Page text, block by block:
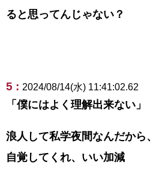
ると思ってんじゃない？
5 : 2024/08/14(水) 11:41:02.62
「僕にはよく理解出来ない」
浪人して私学夜間なんだから
自覚してくれ、いい加減